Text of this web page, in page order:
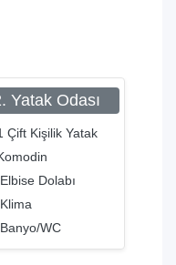
Yatak Odası
Çift Kişilik Yatak
Elbise Dolabı
Klima
Banyo/WC